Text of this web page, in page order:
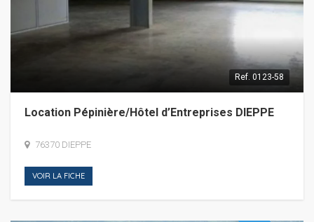
Ref. 0123-58
Location Pépinière/Hôtel d’Entreprises DIEPPE
76370 DIEPPE
VOIR LA FICHE